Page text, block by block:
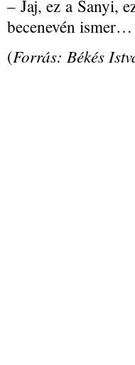
– Jaj, ez a Sanyi,
becenevén ismer…
(Forrás: Békés